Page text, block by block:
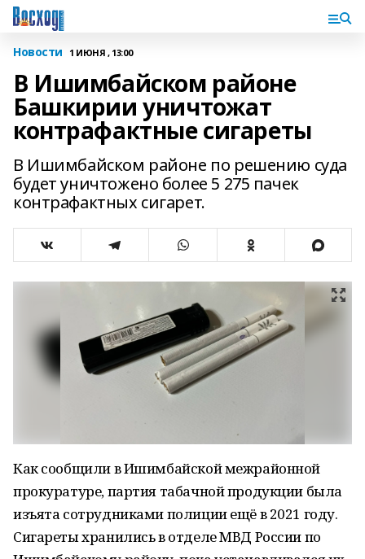
Новости 1 ИЮНЯ , 13:00
В Ишимбайском районе
Башкирии уничтожат
контрафактные сигареты
В Ишимбайском районе по решению суда
будет уничтожено более 5 275 пачек
контрафактных сигарет.
Как сообщили в Ишимбайской межрайонной
прокуратуре, партия табачной продукции была
изъята сотрудниками полиции ещё в 2021 году.
Сигареты хранились в отделе МВД России по